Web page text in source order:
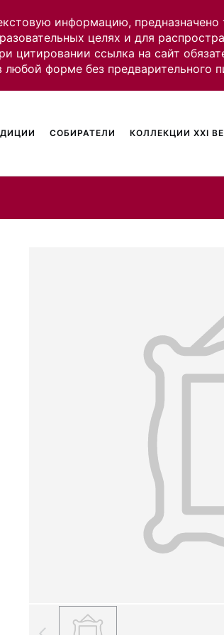
информацию, предназначено
целях и для
цитировании ссылка на сайт
форме без предварительного
СОБИРАТЕЛИ КОЛЛЕКЦИИ XXI